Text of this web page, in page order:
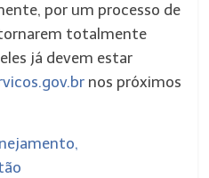
por um processo de
totalmente
já devem estar
nos próximos